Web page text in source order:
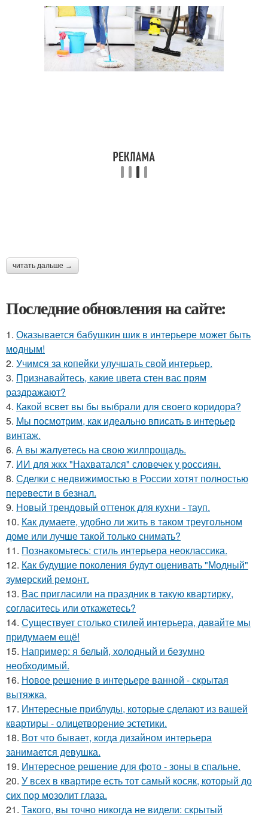
читать дальше →
Последние обновления на сайте:
1. Оказывается бабушкин шик в интерьере может быть
модным!
2. Учимся за копейки улучшать свой интерьер.
3. Признавайтесь, какие цвета стен вас прям
раздражают?
4. Какой всвет вы бы выбрали для своего коридора?
5. Мы посмотрим, как идеально вписать в интерьер
винтаж.
6. А вы жалуетесь на свою жилпрощадь.
7. ИИ для жкх "Нахватался" словечек у россиян.
8. Сделки с недвижимостью в России хотят полностью
перевести в безнал.
9. Новый трендовый оттенок для кухни - тауп.
10. Как думаете, удобно ли жить в таком треугольном
доме или лучше такой только снимать?
11. Познакомьтесь: стиль интерьера неоклассика.
12. Как будущие поколения будут оценивать "Модный"
зумерский ремонт.
13. Вас пригласили на праздник в такую квартирку,
согласитесь или откажетесь?
14. Существует столько стилей интерьера, давайте мы
придумаем ещё!
15. Например: я белый, холодный и безумно
необходимый.
16. Новое решение в интерьере ванной - скрытая
вытяжка.
17. Интересные приблуды, которые сделают из вашей
квартиры - олицетворение эстетики.
18. Вот что бывает, когда дизайном интерьера
занимается девушка.
19. Интересное решение для фото - зоны в спальне.
20. У всех в квартире есть тот самый косяк, который до
сих пор мозолит глаза.
21. Такого, вы точно никогда не видели: скрытый